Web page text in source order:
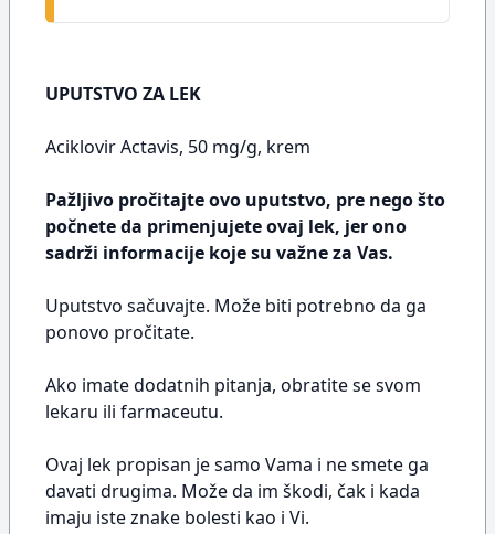
UPUTSTVO ZA LEK
Aciklovir Actavis, 50 mg/g, krem
Pažljivo pročitajte ovo uputstvo, pre nego što
počnete da primenjujete ovaj lek, jer ono
sadrži informacije koje su važne za Vas.
Uputstvo sačuvajte. Može biti potrebno da ga
ponovo pročitate.
Ako imate dodatnih pitanja, obratite se svom
lekaru ili farmaceutu.
Ovaj lek propisan je samo Vama i ne smete ga
davati drugima. Može da im škodi, čak i kada
imaju iste znake bolesti kao i Vi.